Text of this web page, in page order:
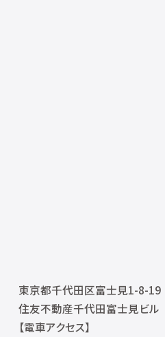
東京都千代田区富士見1-8-19
住友不動産千代田富士見ビル
【電車アクセス】